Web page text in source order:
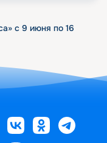
с 9 июня по 16